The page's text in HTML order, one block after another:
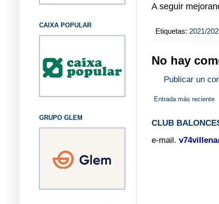
A seguir
Etiquetas: 2021/
No hay
Publicar un
Entrada más reciente
CLUB
e-mail.
CAIXA POPULAR
GRUPO GLEM